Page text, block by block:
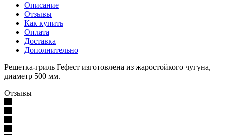
Описание
Отзывы
Как купить
Оплата
Доставка
Дополнительно
Решетка-гриль Гефест изготовлена из жаростойкого чугуна,
диаметр 500 мм.
Отзывы